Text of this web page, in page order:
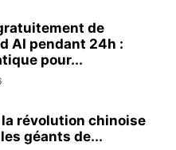
de
AI pendant 24h :
pour...
la révolution chinoise
géants de...